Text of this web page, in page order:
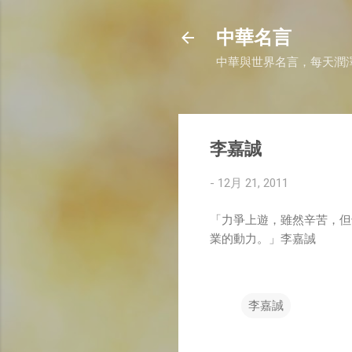
中華名言
中華與世界名言，每天潤
李嘉誠
- 12月 21, 2011
「力爭上遊，雖然辛苦，
業的動力。」李嘉誠
李嘉誠